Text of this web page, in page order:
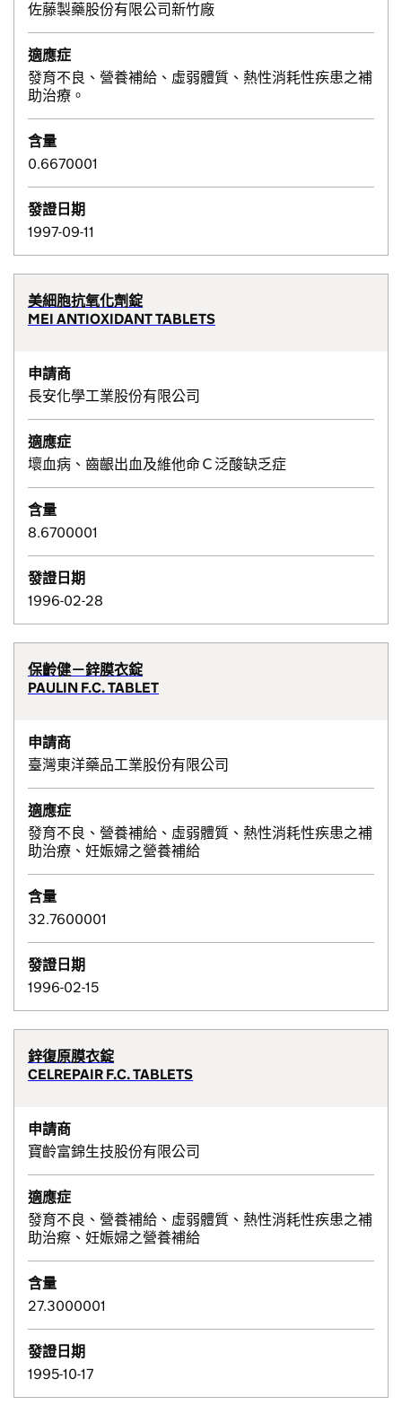
佐藤製藥股份有限公司新竹廠
適應症
發育不良、營養補給、虛弱體質、熱性消耗性疾患之補
助治療。
含量
0.6670001
發證日期
1997-09-11
美細胞抗氧化劑錠
MEI ANTIOXIDANT TABLETS
申請商
長安化學工業股份有限公司
適應症
壞血病、齒齦出血及維他命Ｃ泛酸缺乏症
含量
8.6700001
發證日期
1996-02-28
保齡健－鋅膜衣錠
PAULIN F.C. TABLET
申請商
臺灣東洋藥品工業股份有限公司
適應症
發育不良、營養補給、虛弱體質、熱性消耗性疾患之補
助治療、妊娠婦之營養補給
含量
32.7600001
發證日期
1996-02-15
鋅復原膜衣錠
CELREPAIR F.C. TABLETS
申請商
寶齡富錦生技股份有限公司
適應症
發育不良、營養補給、虛弱體質、熱性消耗性疾患之補
助治瘵、妊娠婦之營養補給
含量
27.3000001
發證日期
1995-10-17